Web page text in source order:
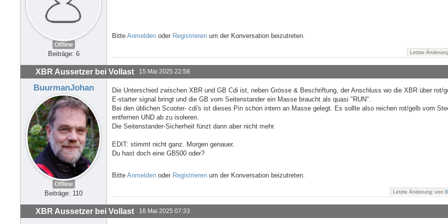
Offline
Beiträge: 6
Bitte Anmelden oder Registrieren um der Konversation beizutreten.
Letzte
XBR Aussetzer bei Vollast 15 Mai 2025 22:58
BuurmanJohan
Offline
Beiträge: 110
Die Unterschied zwischen XBR und GB Cdi ist, neben Grösse & Beschriftung, der Anschluss wo die XBR über rot/
E-starter signal bringt und die GB vom Seitenstander ein Masse braucht als quasi "RUN".
Bei den üblichen Scooter- cdi's ist dieses Pin schon intern an Masse gelegt. Es sollte also reichen rot/gelb vom
entfernen UND ab zu isoleren.
Die Seitenstander-Sicherheit fünzt dann aber nicht mehr.
EDIT: stimmt nicht ganz. Morgen genauer.
Du hast doch eine GB500 oder?
Bitte Anmelden oder Registrieren um der Konversation beizutreten.
Letzte Änderung: von
XBR Aussetzer bei Vollast 16 Mai 2025 07:33